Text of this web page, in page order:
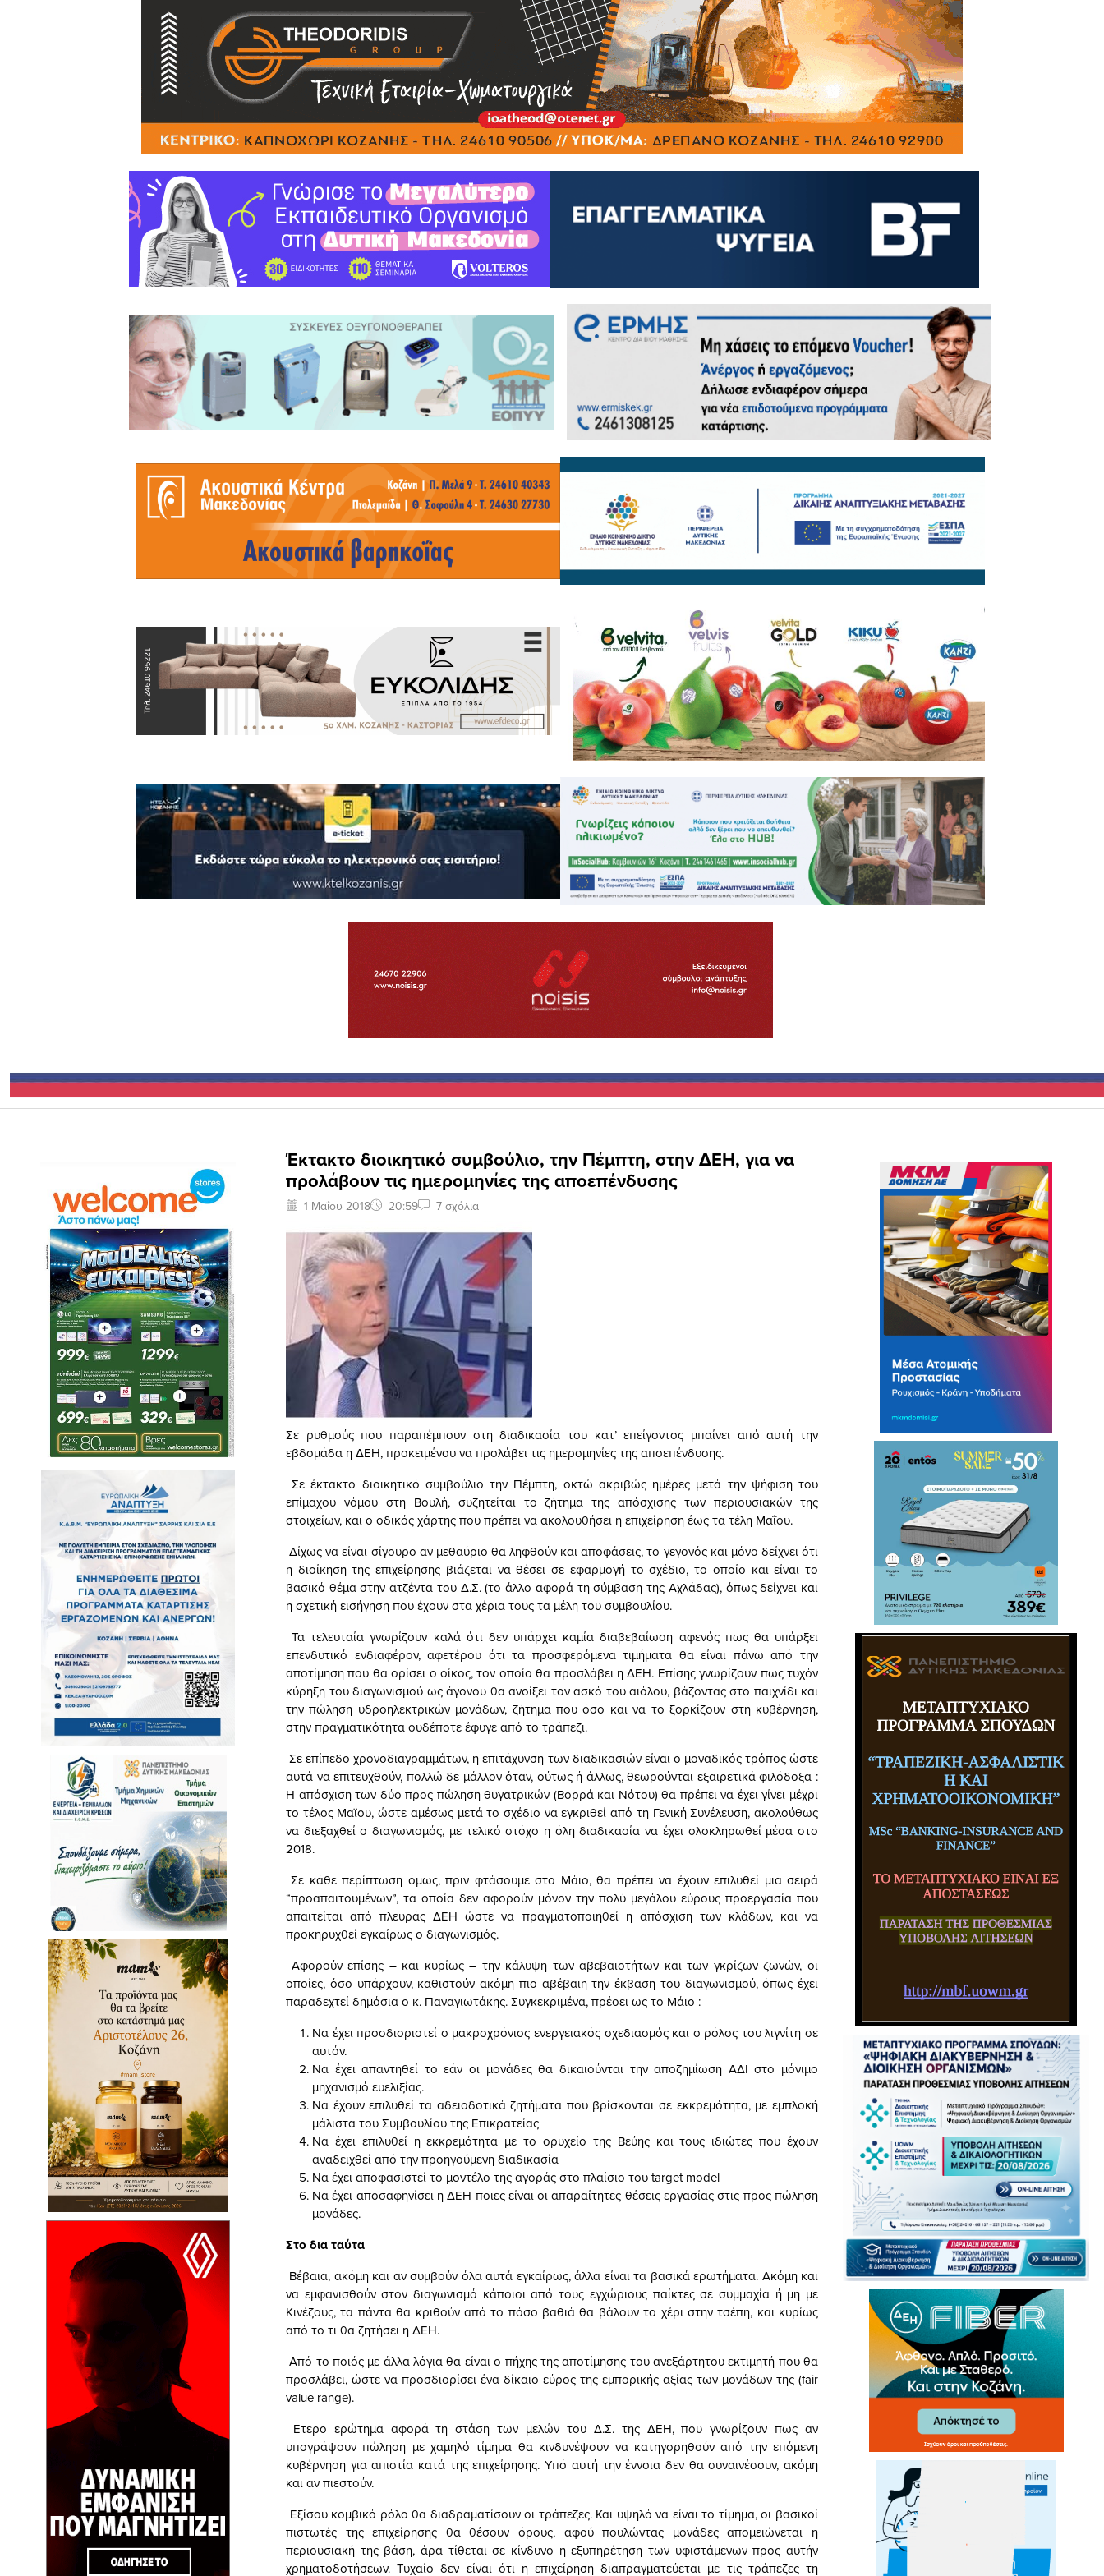
Έκτακτο διοικητικό συμβούλιο, την Πέμπτη, στην ΔΕΗ, για να
προλάβουν τις ημερομηνίες της αποεπένδυσης
1 Μαΐου 2018 20:59 7 σχόλια
Σε ρυθμούς που παραπέμπουν στη διαδικασία του κατ’ επείγοντος μπαίνει από αυτή την
εβδομάδα η ΔΕΗ, προκειμένου να προλάβει τις ημερομηνίες της αποεπένδυσης.
Σε έκτακτο διοικητικό συμβούλιο την Πέμπτη, οκτώ ακριβώς ημέρες μετά την ψήφιση του
επίμαχου νόμου στη Βουλή, συζητείται το ζήτημα της απόσχισης των περιουσιακών της
στoιχείων, και ο οδικός χάρτης που πρέπει να ακολουθήσει η επιχείρηση έως τα τέλη Μαΐου.
Δίχως να είναι σίγουρο αν μεθαύριο θα ληφθούν και αποφάσεις, το γεγονός και μόνο δείχνει ότι
η διοίκηση της επιχείρησης βιάζεται να θέσει σε εφαρμογή το σχέδιο, το οποίο και είναι το
βασικό θέμα στην ατζέντα του Δ.Σ. (το άλλο αφορά τη σύμβαση της Αχλάδας), όπως δείχνει και
η σχετική εισήγηση που έχουν στα χέρια τους τα μέλη του συμβουλίου.
Τα τελευταία γνωρίζουν καλά ότι δεν υπάρχει καμία διαβεβαίωση αφενός πως θα υπάρξει
επενδυτικό ενδιαφέρον, αφετέρου ότι τα προσφερόμενα τιμήματα θα είναι πάνω από την
αποτίμηση που θα ορίσει ο οίκος, τον οποίο θα προσλάβει η ΔΕΗ. Επίσης γνωρίζουν πως τυχόν
κύρηξη του διαγωνισμού ως άγονου θα ανοίξει τον ασκό του αιόλου, βάζοντας στο παιχνίδι και
την πώληση υδροηλεκτρικών μονάδων, ζήτημα που όσο και να το ξορκίζουν στη κυβέρνηση,
στην πραγματικότητα ουδέποτε έφυγε από το τράπεζι.
Σε επίπεδο χρονοδιαγραμμάτων, η επιτάχυνση των διαδικασιών είναι ο μοναδικός τρόπος ώστε
αυτά να επιτευχθούν, πολλώ δε μάλλον όταν, ούτως ή άλλως, θεωρούνται εξαιρετικά φιλόδοξα :
Η απόσχιση των δύο προς πώληση θυγατρικών (Βορρά και Νότου) θα πρέπει να έχει γίνει μέχρι
το τέλος Μαϊου, ώστε αμέσως μετά το σχέδιο να εγκριθεί από τη Γενική Συνέλευση, ακολούθως
να διεξαχθεί ο διαγωνισμός, με τελικό στόχο η όλη διαδικασία να έχει ολοκληρωθεί μέσα στο
2018.
Σε κάθε περίπτωση όμως, πριν φτάσουμε στο Μάιο, θα πρέπει να έχουν επιλυθεί μια σειρά
“προαπαιτουμένων”, τα οποία δεν αφορούν μόνον την πολύ μεγάλου εύρους προεργασία που
απαιτείται από πλευράς ΔΕΗ ώστε να πραγματοποιηθεί η απόσχιση των κλάδων, και να
προκηρυχθεί εγκαίρως ο διαγωνισμός.
Αφορούν επίσης – και κυρίως – την κάλυψη των αβεβαιοτήτων και των γκρίζων ζωνών, οι
οποίες, όσο υπάρχουν, καθιστούν ακόμη πιο αβέβαιη την έκβαση του διαγωνισμού, όπως έχει
παραδεχτεί δημόσια ο κ. Παναγιωτάκης. Συγκεκριμένα, πρέοει ως το Μάιο :
Να έχει προσδιοριστεί ο μακροχρόνιος ενεργειακός σχεδιασμός και ο ρόλος του λιγνίτη σε
αυτόν.
Να έχει απαντηθεί το εάν οι μονάδες θα δικαιούνται την αποζημίωση ΑΔΙ στο μόνιμο
μηχανισμό ευελιξίας.
Να έχουν επιλυθεί τα αδειοδοτικά ζητήματα που βρίσκονται σε εκκρεμότητα, με εμπλοκή
μάλιστα του Συμβουλίου της Επικρατείας
Να έχει επιλυθεί η εκκρεμότητα με το ορυχείο της Βεύης και τους ιδιώτες που έχουν
αναδειχθεί από την προηγούμενη διαδικασία
Να έχει αποφασιστεί το μοντέλο της αγοράς στο πλαίσιο του target model
Να έχει αποσαφηνίσει η ΔΕΗ ποιες είναι οι απαραίτητες θέσεις εργασίας στις προς πώληση
μονάδες.
Στο δια ταύτα
Βέβαια, ακόμη και αν συμβούν όλα αυτά εγκαίρως, άλλα είναι τα βασικά ερωτήματα. Ακόμη και
να εμφανισθούν στον διαγωνισμό κάποιοι από τους εγχώριους παίκτες σε συμμαχία ή μη με
Kινέζους, τα πάντα θα κριθούν από το πόσο βαθιά θα βάλουν το χέρι στην τσέπη, και κυρίως
από το τι θα ζητήσει η ΔΕΗ.
Από το ποιός με άλλα λόγια θα είναι ο πήχης της αποτίμησης του ανεξάρτητου εκτιμητή που θα
προσλάβει, ώστε να προσδιορίσει ένα δίκαιο εύρος της εμπορικής αξίας των μονάδων της (fair
value range).
Ετερο ερώτημα αφορά τη στάση των μελών του Δ.Σ. της ΔΕΗ, που γνωρίζουν πως αν
υπογράψουν πώληση με χαμηλό τίμημα θα κινδυνέψουν να κατηγορηθούν από την επόμενη
κυβέρνηση για απιστία κατά της επιχείρησης. Υπό αυτή την έννοια δεν θα συναινέσουν, ακόμη
και αν πιεστούν.
Εξίσου κομβικό ρόλο θα διαδραματίσουν οι τράπεζες. Και υψηλό να είναι το τίμημα, οι βασικοί
πιστωτές της επιχείρησης θα θέσουν όρους, αφού πουλώντας μονάδες απομειώνεται η
περιουσιακή της βάση, άρα τίθεται σε κίνδυνο η εξυπηρέτηση των υφιστάμενων προς αυτήν
χρηματοδοτήσεων. Τυχαίο δεν είναι ότι η επιχείρηση διαπραγματεύεται με τις τράπεζες τη